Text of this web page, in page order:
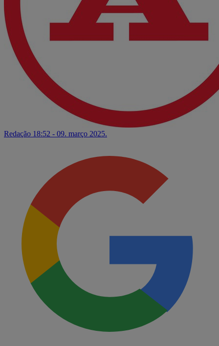
Redação 18:52 - 09. março 2025.